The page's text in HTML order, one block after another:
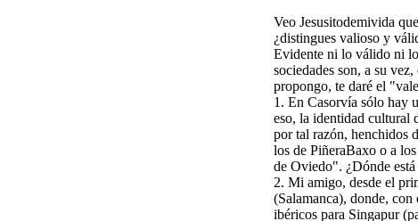
Veo Jesusitodemivida
¿distingues valioso y
Evidente ni lo válido ni
sociedades son, a su
propongo, te daré el
1. En Casorvía sólo hay
eso, la identidad cultural
por tal razón, henchidos
los de PiñeraBaxo o a
de Oviedo". ¿Dónde
2. Mi amigo, desde el
(Salamanca), donde,
ibéricos para Singapur